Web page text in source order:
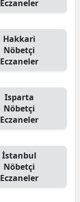
Eczaneler
Hakkari
Nöbetçi
Eczaneler
Isparta
Nöbetçi
Eczaneler
İstanbul
Nöbetçi
Eczaneler